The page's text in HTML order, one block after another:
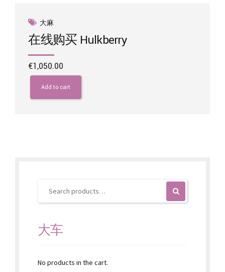
大麻
在线购买 Hulkberry
€1,050.00
Add to cart
大车
No products in the cart.